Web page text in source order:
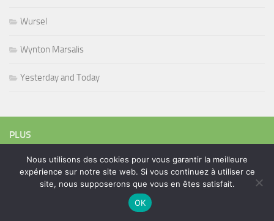
Wursel
Wynton Marsalis
Yesterday and Today
PLUS
Rechercher :
Nous utilisons des cookies pour vous garantir la meilleure
expérience sur notre site web. Si vous continuez à utiliser ce
site, nous supposerons que vous en êtes satisfait.
OK